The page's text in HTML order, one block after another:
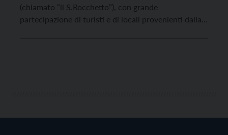
(chiamato “il S.Rocchetto”), con grande
partecipazione di turisti e di locali provenienti dalla